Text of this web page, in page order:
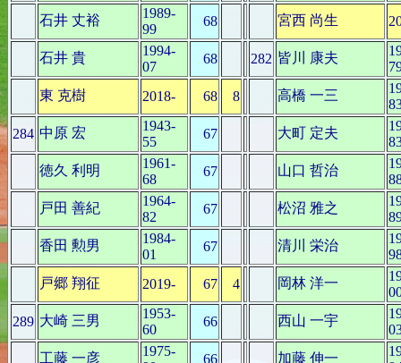
石井 丈裕
1989-
99
68 宮西 尚生
石井 貴
1994-
07
68 282 皆川 康夫
東 克樹
2018- 68 8 高橋 一三
284 中原 宏
1943-
55
67 大町 定夫
徳久 利明
1961-
68
67 山口 哲治
戸田 善紀
1964-
82
67 松沼 雅之
香田 勲男
1984-
01
67 清川 栄治
戸郷 翔征
2019- 67 4 岡林 洋一
289 大崎 三男
1953-
60
66 西山 一宇
工藤 一彦
1975-
66 加藤 伸一